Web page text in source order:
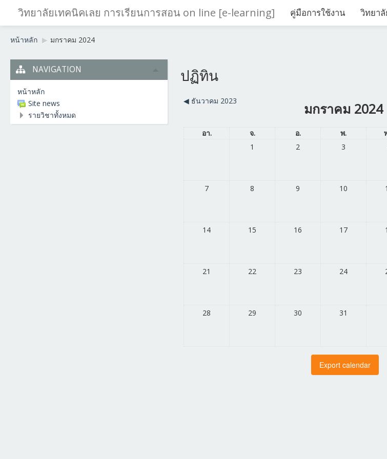
วิทยาลัยเทคนิคเลย การเรียนการสอน on line [e-learning] คู่มือการใช้งาน วิทยา
หน้าหลัก ▶︎ มกราคม 2024
ปฏิทิน
◀︎ ธันวาคม 2023 มกราคม 2024
อา. จ. อ. พ.
1
2 3
7 8 9 10
14 15 16 17
21 22 23 24
28 29 30 31
NAVIGATION
หน้าหลัก
Site news
รายวิชาทั้งหมด